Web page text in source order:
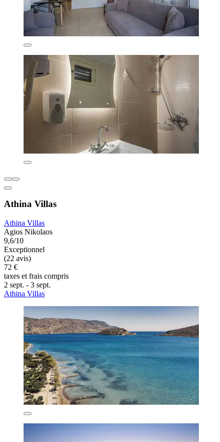
Athina Villas
Athina Villas
Agios Nikolaos
9,6/10
Exceptionnel
(22 avis)
72 €
taxes et frais compris
2 sept. - 3 sept.
Athina Villas